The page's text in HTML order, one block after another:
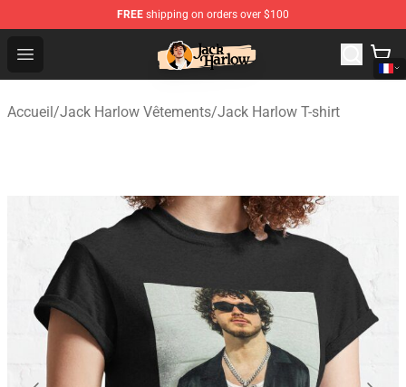
FREE shipping on orders over $100
Open menu
Jack Harlow Shop - Official Jack Harlow Merchandise
Accueil/Jack Harlow Vêtements/Jack Harlow T-shirt